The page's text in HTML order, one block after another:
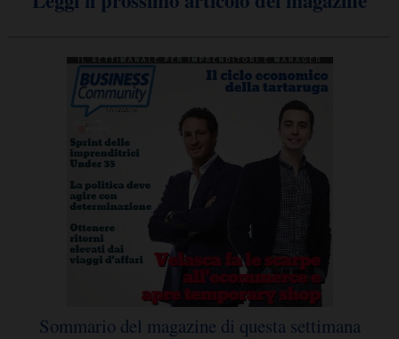
Sommario del magazine di questa settimana